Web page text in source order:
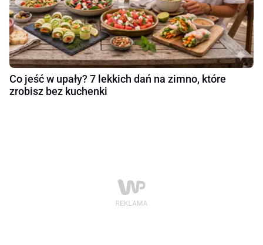
Co jeść w upały? 7 lekkich dań na zimno, które
zrobisz bez kuchenki